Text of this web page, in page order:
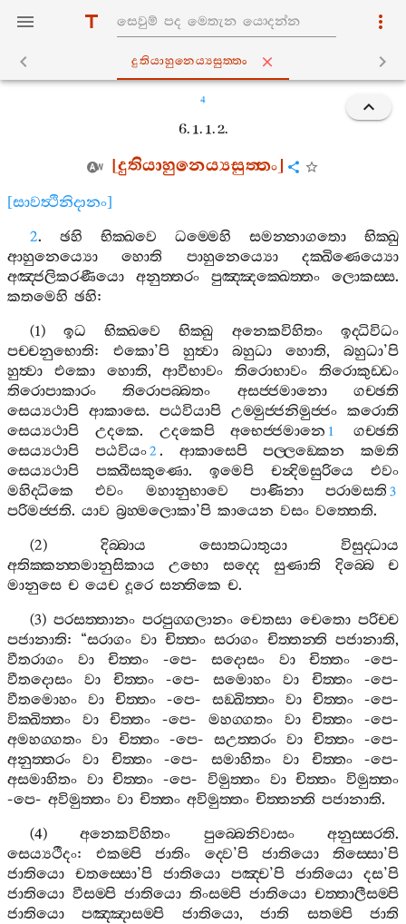
දුතියාහුනෙය්‍යසුත‍්තං
4
6. 1. 1. 2.
[දුතියාහුනෙය්‍යසුත‍්තං]
[සාවත්‍ථිනිදානං]
2. ඡහි භික‍්ඛවෙ ධම‍්මෙහි සමන‍්නාගතො
භික‍්ඛු
ආහුනෙය්‍යො
හොති පාහුනෙය්‍යො
දක‍්ඛිණෙය්‍යො
අඤ‍්ජලිකරණීයො
අනුත‍්තරං පුඤ‍්ඤක‍්ඛෙත‍්තං ලොකස‍්ස.
කතමෙහි ඡහි:
(1) ඉධ භික‍්ඛවෙ භික‍්ඛු අනෙකවිහිතං
ඉද‍්ධිවිධං
පච‍්චනුභොති: එකො’පි හුත්‍වා බහුධා හොති, බහුධා’පි
හුත්‍වා
එකො හොති,ආවීභාවං තිරොභාවං
තිරොකුඩ‍්ඩං
තිරොපාකාරං
තිරොපබ‍්බතං අසජ‍්ජමානො
ගච‍්ඡති
සෙය්‍යථාපි ආකාසෙ. පඨවියාපි උම‍්මුජ‍්ජනිමුජ‍්ජං කරොති
සෙය්‍යථාපි
උදකෙ. උදකෙපි අභෙජ‍්ජමානෙ 1
ගච‍්ඡති
සෙය්‍යථාපි
පඨවියං2 . ආකාසෙපි පල‍්ලඞ‍්කෙන
කමති
සෙය්‍යථාපි
පක‍්ඛීසකුණො. ඉමෙපි චන්‍දිමසුරියෙ
එවං
මහිද‍්ධිකෙ
එවං මහානුභාවෙ පාණිනා පරාමසති 3
පරිමජ‍්ජති. යාව බ්‍රහ‍්මලොකා’පි කායෙන වසං වත‍්තෙති.
(2) දිබ‍්බාය සොතධාතුයා
විසුද‍්ධාය
අතික‍්කන‍්තමානුසිකාය
උභො සද‍්දෙ සුණාති දිබ‍්බෙ
ච
මානුසෙ ච යෙච දූරෙ සන‍්තිකෙ ච.
(3) පරසත‍්තානං පරපුග‍්ගලානං චෙතසා චෙතො පරිච‍්ච
පජානාති: “සරාගං වා චිත‍්තං සරාගං චිත‍්තන‍්ති පජානාති,
වීතරාගං
වා චිත‍්තං -පෙ-සදොසං වා චිත‍්තං -පෙ-
වීතදොසං
වා චිත‍්තං-පෙ- සමොහං වා චිත‍්තං-පෙ-
වීතමොහං
වා චිත‍්තං -පෙ- සඞ‍්ඛිත‍්තං වා චිත‍්තං -පෙ-
වික‍්ඛිත‍්තං
වා චිත‍්තං -පෙ- මහග‍්ගතං වා චිත‍්තං -පෙ-
අමහග‍්ගතං වා චිත‍්තං-පෙ-සඋත‍්තරං වා චිත‍්තං-පෙ-
අනුත‍්තරං
වා චිත‍්තං-පෙ- සමාහිතං වා චිත‍්තං-පෙ-
අසමාහිතං වා චිත‍්තං -පෙ- විමුත‍්තං වා චිත‍්තං විමුත‍්තං
-පෙ- අවිමුත‍්තං වා චිත‍්තං අවිමුත‍්තං චිත‍්තන‍්ති පජානාති.
(4)අනෙකවිහිතං පුබ‍්බෙනිවාසං අනුස‍්සරති.
සෙය්‍යථීදං:එකම‍්පි ජාතිං ද‍්වෙ’පි ජාතියො තිස‍්සො’පි
ජාතියො
චතස‍්සො’පි ජාතියො පඤ‍්ච’පි ජාතියො දස’පි
ජාතියො වීසම‍්පි ජාතියො තිංසම‍්පි ජාතියො චත‍්තාලීසම‍්පි
ජාතියො
පඤ‍්ඤාසම‍්පි ජාතියො,ජාති සතම‍්පි
ජාති